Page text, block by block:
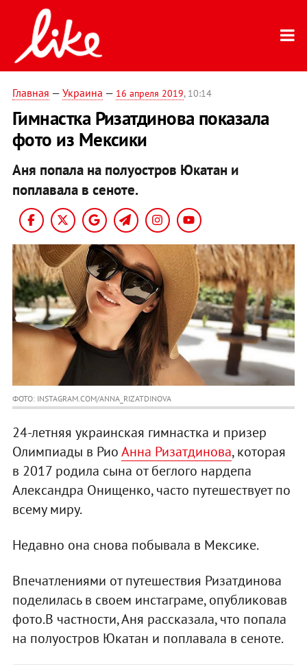
Главная — Украина — 16 апреля 2019, 10:14
Гимнастка Ризатдинова показала
фото из Мексики
Аня попала на полуостров Юкатан и
поплавала в сеноте.
ФОТО: INSTAGRAM.COM/ANNA_RIZATDINOVA
24-летняя украинская гимнастка и призер
Олимпиады в РиоАнна Ризатдинова, которая
в 2017 родила сына от беглого нардепа
Александра Онищенко, часто путешествует по
всему миру.
Недавно она снова побывала в Мексике.
Впечатлениями от путешествия Ризатдинова
поделилась в своем инстаграме, опубликовав
фото.В частности, Аня рассказала, что попала
на полуостров Юкатан и поплавала в сеноте.